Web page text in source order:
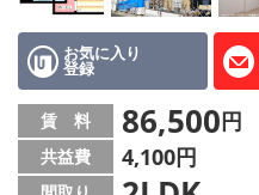
SNS
スタッフ紹介
リフォーム のことなら！
オーナー様へ
お気に入り
登録
賃 料 86,500円
共益費 4,100円